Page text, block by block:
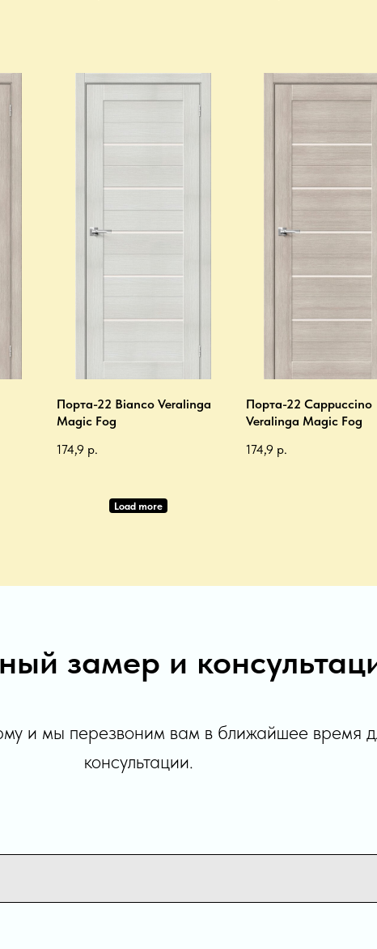
Порта-22 Bianco Veralinga
Magic Fog
174,9 р.
Порта-22 Cappuccino
Veralinga Magic Fog
174,9 р.
Load more
замер и
и мы перезвоним вам в ближайшее время
консультации.